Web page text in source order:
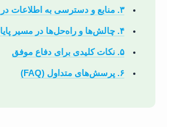
۳. منابع و دسترسی به اطلاعات در ساری
۴. چالش‌ها و راه‌حل‌ها در مسیر پایان‌نامه
۵. نکات کلیدی برای دفاع موفق
۶. پرسش‌های متداول (FAQ)